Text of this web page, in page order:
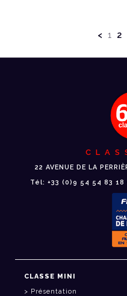
< 1 2
22 AVENUE DE LA
Tél: +33 (0)9 54 54 83 18
CLASSE MINI
Présentation